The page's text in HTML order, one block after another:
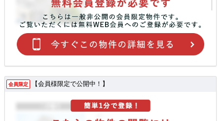
会員限定 【会員様限定で公開中！】